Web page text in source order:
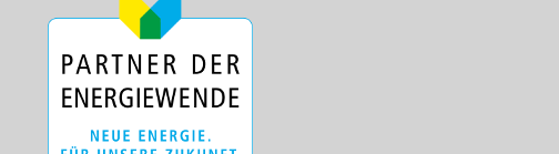
man die der